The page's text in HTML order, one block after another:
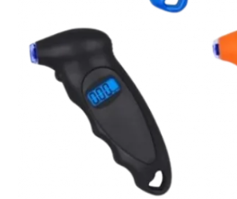
cantidad